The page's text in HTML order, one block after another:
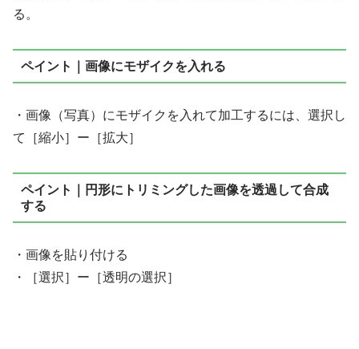
る。
ペイント｜画像にモザイクを入れる
・画像（写真）にモザイクを入れて加工するには、選択し
て［縮小］ー［拡大］
ペイント｜円形にトリミングした画像を透過して合成
する
・画像を貼り付ける
・［選択］ー［透明の選択］